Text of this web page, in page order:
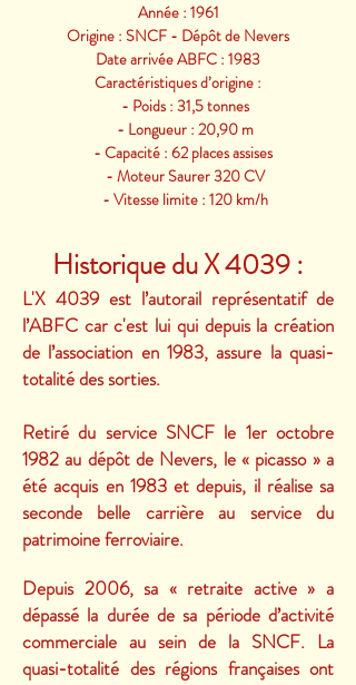
Année : 1961
Origine : SNCF - Dépôt de Nevers
Date arrivée ABFC : 1983
Caractéristiques d’origine :
- Poids : 31,5 tonnes
- Longueur : 20,90 m
- Capacité : 62 places assises
- Moteur Saurer 320 CV
- Vitesse limite : 120 km/h
Historique du X 4039 :
L'X 4039 est l’autorail représentatif de
l’ABFC car c'est lui qui depuis la création
de l’association en 1983, assure la quasi-
totalité des sorties.
Retiré du service SNCF le 1er octobre
1982 au dépôt de Nevers, le « picasso » a
été acquis en 1983 et depuis, il réalise sa
seconde belle carrière au service du
patrimoine ferroviaire.
Depuis 2006, sa « retraite active » a
dépassé la durée de sa période d’activité
commerciale au sein de la SNCF. La
quasi-totalité des régions françaises ont